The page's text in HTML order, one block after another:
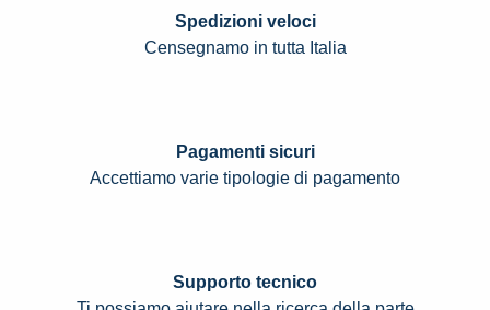
Spedizioni veloci
Censegnamo in tutta Italia
Pagamenti sicuri
Accettiamo varie tipologie di pagamento
Supporto tecnico